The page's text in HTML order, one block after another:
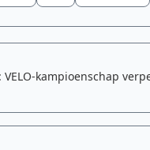
VELO-kampioenschap